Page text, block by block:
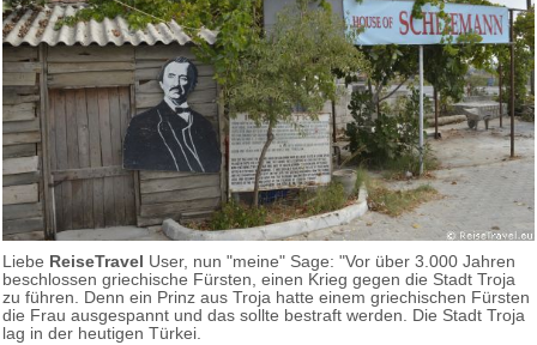
Liebe ReiseTravel User, nun "meine" Sage: "Vor über 3.000 Jahren
beschlossen griechische Fürsten, einen Krieg gegen die Stadt Troja
zu führen. Denn ein Prinz aus Troja hatte einem griechischen Fürsten
die Frau ausgespannt und das sollte bestraft werden. Die Stadt Troja
lag in der heutigen Türkei.